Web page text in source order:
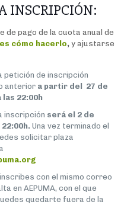
INSCRIPCIÓN:
pago de la cuota anual de
cómo hacerlo,y ajustarse
petición de inscripción
anterior a partir del 27 de
22:00h
inscripción será el 2 de
Una vez terminado el
solicitar plaza
con el mismo correo
en AEPUMA, con el que
quedarte fuera de la